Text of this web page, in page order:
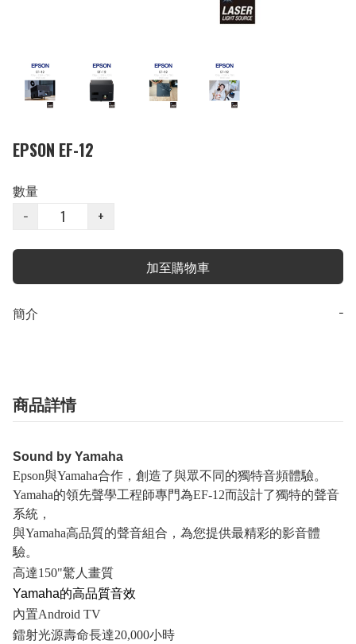
EPSON EF-12
數量
−
+
加至購物車
簡介 −
商品詳情
Sound by Yamaha
Epson與Yamaha合作，創造了與眾不同的獨特音頻體驗。
Yamaha的領先聲學工程師專門為EF-12而設計了獨特的聲音
系統，
與Yamaha高品質的聲音組合，為您提供最精彩的影音體
驗。
高達150"驚人畫質
Yamaha的高品質音效
內置Android TV
鐳射光源壽命長達20,000小時